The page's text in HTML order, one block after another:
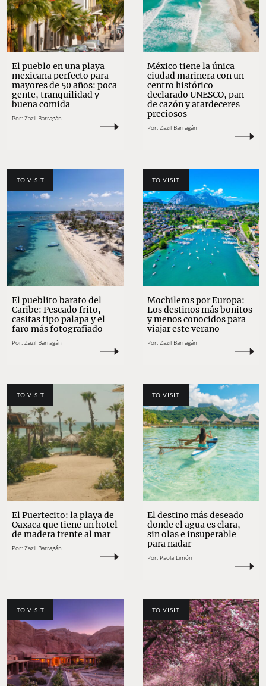
El pueblo en una playa
mexicana perfecto para
mayores de 50 años: poca
gente, tranquilidad y
buena comida
Por: Zazil Barragán
México tiene la única
ciudad marinera con un
centro histórico
declarado UNESCO, pan
de cazón y atardeceres
preciosos
Por: Zazil Barragán
TO VISIT
El pueblito barato del
Caribe: Pescado frito,
casitas tipo palapa y el
faro más fotografiado
Por: Zazil Barragán
TO VISIT
Mochileros por Europa:
Los destinos más bonitos
y menos conocidos para
viajar este verano
Por: Zazil Barragán
TO VISIT
El Puertecito: la playa de
Oaxaca que tiene un hotel
de madera frente al mar
Por: Zazil Barragán
TO VISIT
El destino más deseado
donde el agua es clara,
sin olas e insuperable
para nadar
Por: Paola Limón
TO VISIT TO VISIT